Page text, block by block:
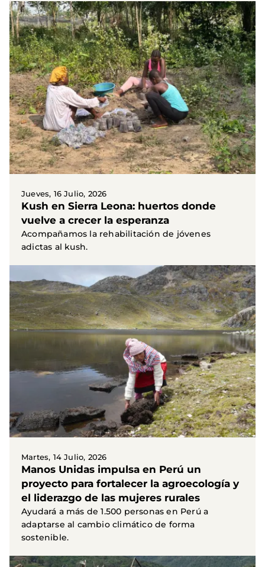
Jueves, 16 Julio, 2026
Kush en Sierra Leona: huertos donde
vuelve a crecer la esperanza
Acompañamos la rehabilitación de jóvenes
adictas al kush.
Martes, 14 Julio, 2026
Manos Unidas impulsa en Perú un
proyecto para fortalecer la agroecología y
el liderazgo de las mujeres rurales
Ayudará a más de 1.500 personas en Perú a
adaptarse al cambio climático de forma
sostenible.